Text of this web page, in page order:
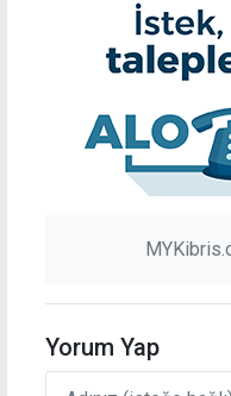
Yorum Yap